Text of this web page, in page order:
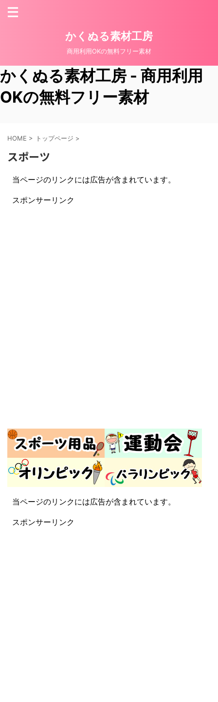
かくぬる素材工房
商用利用OKの無料フリー素材
かくぬる素材工房 - 商用利用
OKの無料フリー素材
HOME > トップページ >
スポーツ
当ページのリンクには広告が含まれています。
スポンサーリンク
当ページのリンクには広告が含まれています。
スポンサーリンク